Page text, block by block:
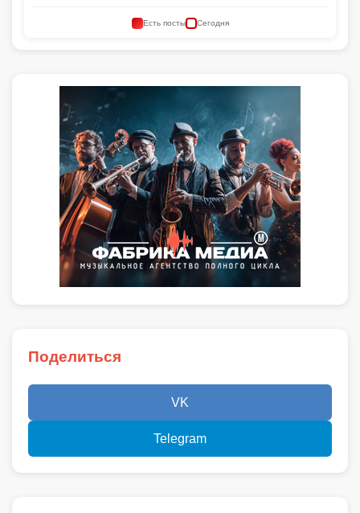
Есть посты Сегодня
Поделиться
VK
Telegram